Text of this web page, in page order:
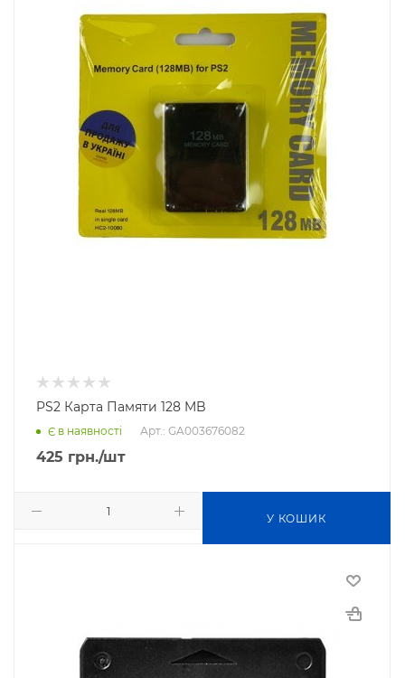
PS2 Карта Памяти 128 MB
Є в наявності Арт.: GA003676082
425 грн./шт
У КОШИК